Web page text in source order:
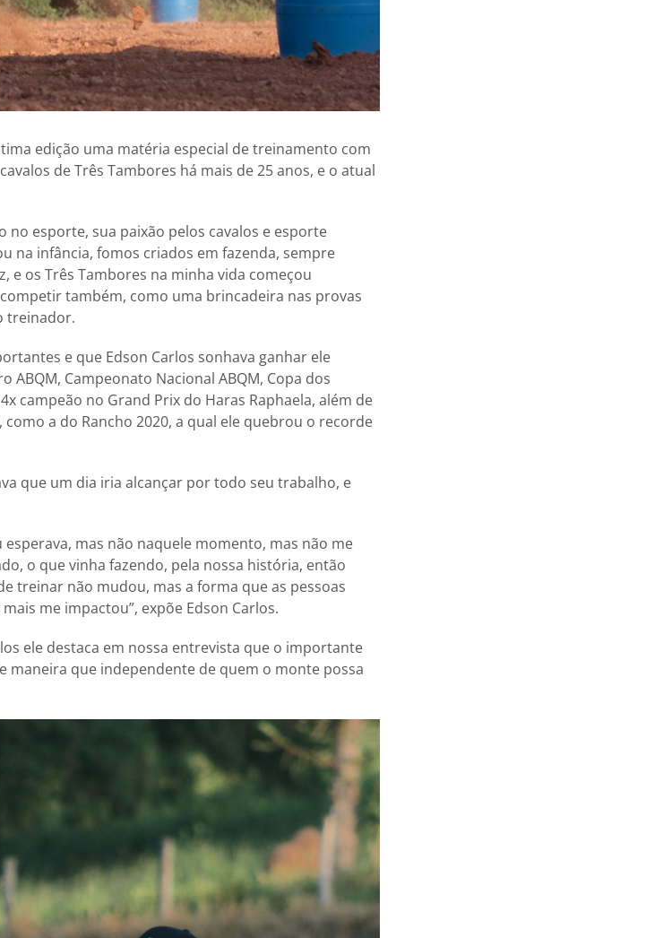
edição uma matéria especial de treinamento com
de Três Tambores há mais de 25 anos, e o atual
no esporte, sua paixão pelos cavalos e esporte
na infância, fomos criados em fazenda, sempre
e os Três Tambores na minha vida começou
também, como uma brincadeira nas provas
treinador.
e que Edson Carlos sonhava ganhar ele
ABQM, Campeonato Nacional ABQM, Copa dos
campeão no Grand Prix do Haras Raphaela, além de
a do Rancho 2020, a qual ele quebrou o recorde
que um dia iria alcançar por todo seu trabalho, e
mas não naquele momento, mas não me
o que vinha fazendo, pela nossa história, então
treinar não mudou, mas a forma que as pessoas
me impactou”, expõe Edson Carlos.
ele destaca em nossa entrevista que o importante
maneira que independente de quem o monte possa